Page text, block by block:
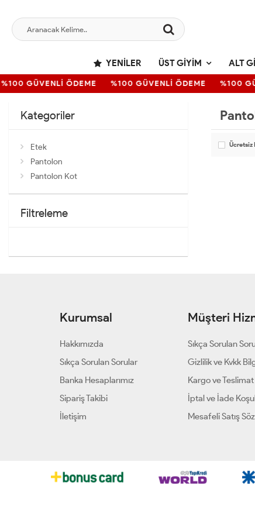
YENILER ÜST GIYIM ALT
%100 GÜVENLİ ÖDEME %100 GÜVENLİ ÖDEME %100
Kategoriler
Etek
Pantolon
Pantolon Kot
Filtreleme
Ücretsiz
Kurumsal
Hakkımızda
Sıkça Sorulan Sorular
Banka Hesaplarımız
Sipariş Takibi
İletişim
Müşteri
Sıkça Sorulan
Gizlilik ve Kvkk
Kargo ve
İptal ve İade
Mesafeli Satış